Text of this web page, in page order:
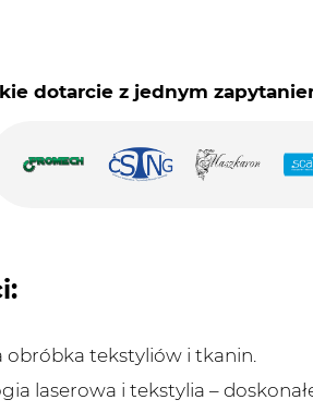
obróbka tekstyliów i tkanin.
laserowa i tekstylia –